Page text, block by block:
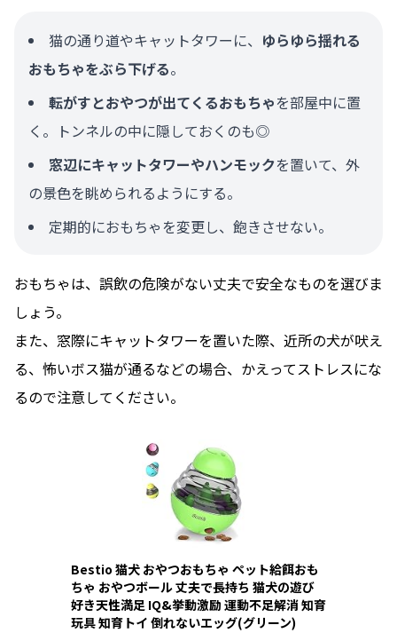
猫の通り道やキャットタワーに、 ゆらゆら揺れる
おもちゃをぶら下げる。
転がすとおやつが出てくるおもちゃを部屋中に置
く。トンネルの中に隠しておくのも◎
窓辺にキャットタワーやハンモックを置いて、外
の景色を眺められるようにする。
定期的におもちゃを変更し、飽きさせない。
おもちゃは、誤飲の危険がない丈夫で安全なものを選びま
しょう。
また、窓際にキャットタワーを置いた際、近所の犬が吠え
る、怖いボス猫が通るなどの場合、かえってストレスにな
るので注意してください。
Bestio 猫犬 おやつおもちゃ ペット給餌おも
ちゃ おやつボール 丈夫で長持ち 猫犬の遊び
好き天性満足 IQ&挙動激励 運動不足解消 知育
玩具 知育トイ 倒れないエッグ(グリーン)